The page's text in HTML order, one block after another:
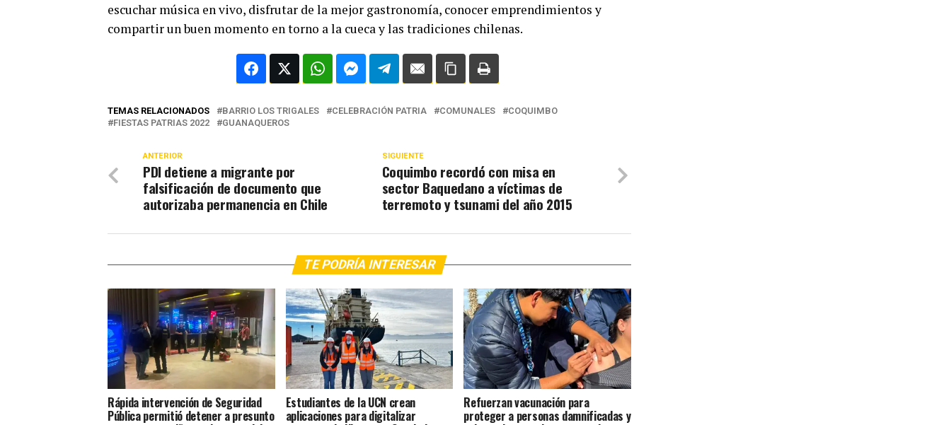
escuchar música en vivo, disfrutar de la mejor gastronomía, conocer emprendimientos y
compartir un buen momento en torno a la cueca y las tradiciones chilenas.
TEMAS RELACIONADOS BARRIO LOS TRIGALES CELEBRACIÓN PATRIA COMUNALES
COQUIMBO
FIESTAS PATRIAS 2022
GUANAQUEROS
SIGUIENTE
Coquimbo recordó con misa en
sector Baquedano a víctimas de
terremoto y tsunami del año 2015
ANTERIOR
PDI detiene a migrante por
falsificación de documento que
autorizaba permanencia en Chile
TE PODRÍA INTERESAR
Rápida intervención de Seguridad
Pública permitió detener a presunto
Estudiantes de la UCN crean
aplicaciones para digitalizar
Refuerzan vacunación para
proteger a personas damnificadas y